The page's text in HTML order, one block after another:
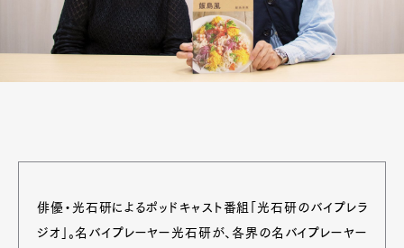
俳優・光石研によるポッドキャスト番組「光石研のバイプレラ
ジオ」。名バイプレーヤー光石研が、各界の名バイプレーヤー